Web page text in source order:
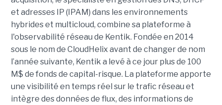
et adresses IP (IPAM) dans les environnements
hybrides et multicloud, combine sa plateforme à
l'observabilité réseau de Kentik. Fondée en 2014
sous le nom de CloudHelix avant de changer de nom
l’année suivante, Kentik a levé à ce jour plus de 100
M$ de fonds de capital-risque. La plateforme apporte
une visibilité en temps réel sur le trafic réseau et
intègre des données de flux, des informations de